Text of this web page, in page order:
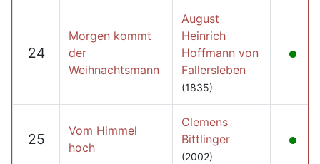
24
Morgen kommt
der
Weihnachtsmann
August
Heinrich
Hoffmann von
Fallersleben
(1835)
25
Vom Himmel
hoch
Clemens
Bittlinger
(2002)